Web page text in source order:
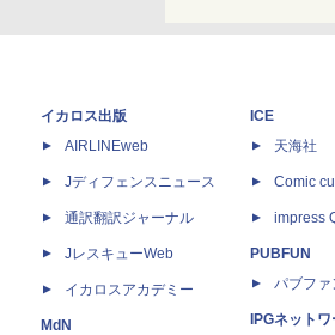
イカロス出版
AIRLINEweb
Jディフェンスニュース
通訳翻訳ジャーナル
JレスキューWeb
イカロスアカデミー
MdN
ICE
天海社
Comic
impress
PUBFUN
パブファ
IPGネット